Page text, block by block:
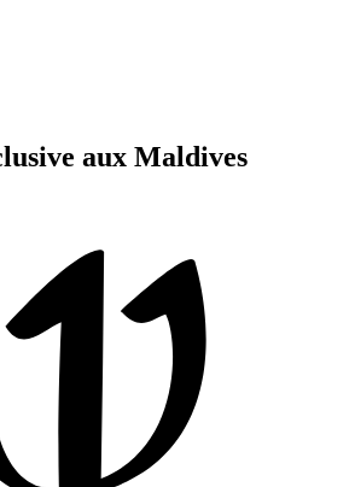
aux Maldives